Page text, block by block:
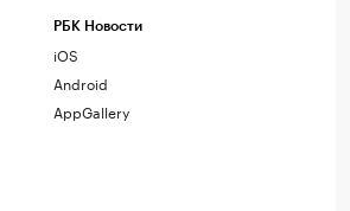
РБК Новости
iOS
Android
AppGallery